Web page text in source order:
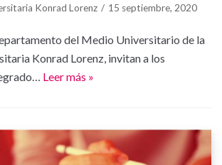
Konrad Lorenz 15 septiembre, 2020
del Medio Universitario de la
Konrad Lorenz, invitan a los
Leer más »